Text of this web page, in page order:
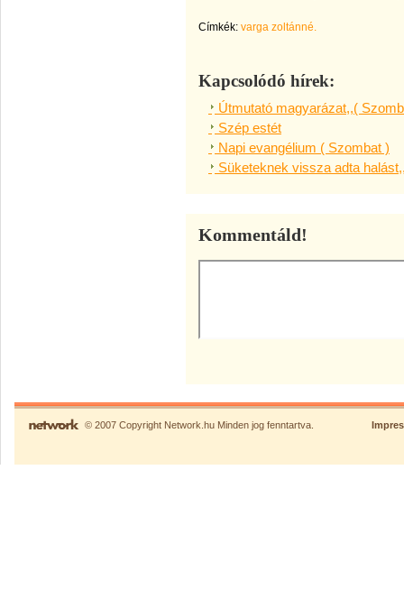
Címkék: varga zoltánné.
Kapcsolódó hírek:
Útmutató magyarázat,,(
Szép estét
Napi evangélium ( Szombat )
Süketeknek vissza adta
Kommentáld!
© 2007 Copyright Network.hu Minden jog fenntartva.